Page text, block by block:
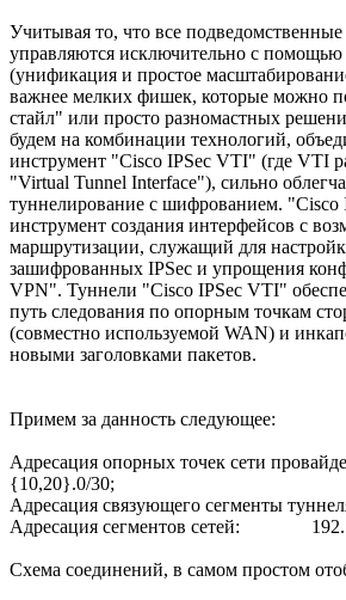
Учитывая то, что все
управляются исключительно с помощью
(унификация и простое
важнее мелких фишек, которые можно
стайл" или просто разномастных
будем на комбинации технологий,
инструмент "Cisco IPSec VTI" (где VTI
"Virtual Tunnel Interface"), сильно
туннелирование с шифрованием. "Cisco
инструмент создания интерфейсов с
маршрутизации, служащий для
зашифрованных IPSec и упрощения
VPN". Туннели "Cisco IPSec VTI"
путь следования по опорным точкам
(совместно используемой WAN) и
новыми заголовками пакетов.
Примем за данность следующее:
Адресация опорных точек сети
{10,20}.0/30;
Адресация связующего сегменты
Адресация сегментов сетей:
Схема соединений, в самом простом